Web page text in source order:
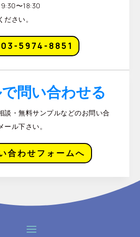
〜18:30
さい。
03-5974-8851
問い合わせる
談・無料サンプルなどのお問い合
ル下さい。
合わせフォームへ